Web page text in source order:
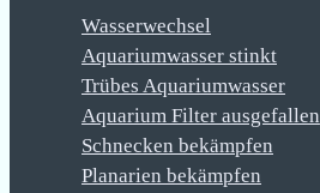
Wasserwechsel
Aquariumwasser stinkt
Trübes Aquariumwasser
Aquarium Filter ausgefallen
Schnecken bekämpfen
Planarien bekämpfen